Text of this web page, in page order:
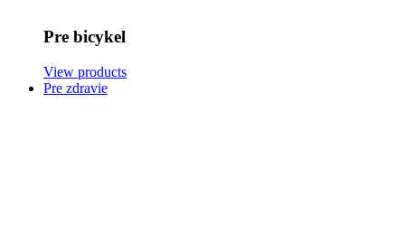
Pre bicykel
View products
Pre zdravie